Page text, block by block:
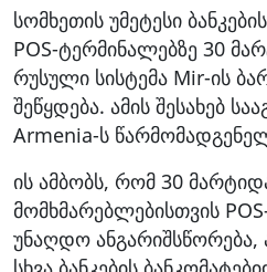
სომხეთის უმეტესი
POS-ტერმინალებზე 30
რუსული სისტემა Mir-ის
შეწყდება. ამის შესახებ
Armenia-ს
ის ამბობს, რომ 30
მომხმარებლებისთვის
უნაღდო ანგარიშსწორება,